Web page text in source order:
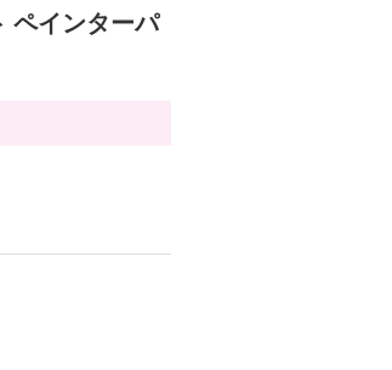
ペインターパ